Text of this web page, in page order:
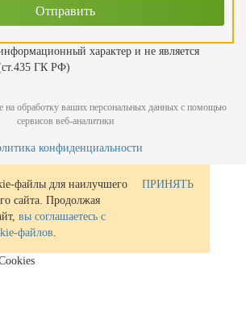
характер и не является
ГК РФ)
на обработку ваших персональных данных с помощью
сервисов веб-аналитики
конфиденциальности
файлы для наилучшего
сайта. Продолжая
вы соглашаетесь с
файлов.
ПРИНЯТЬ